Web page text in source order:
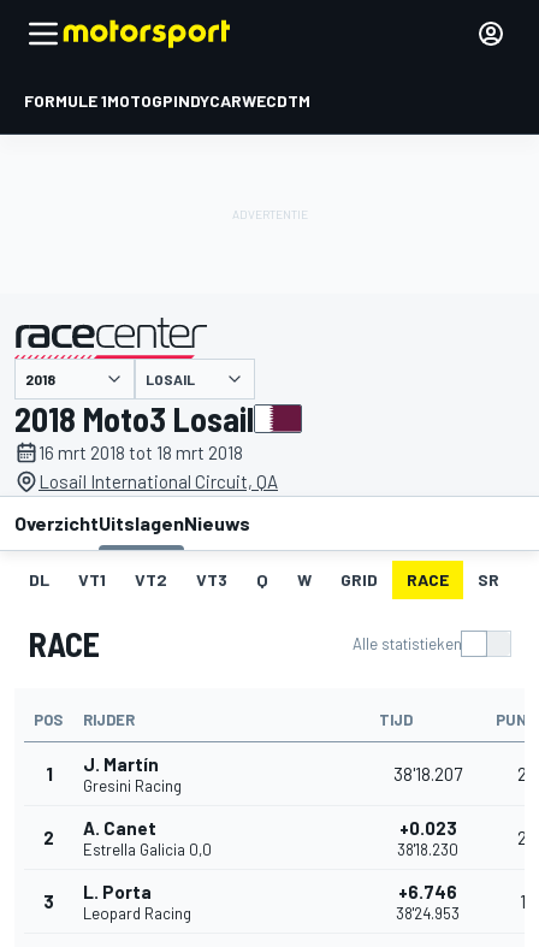
FORMULE 1MOTOGPINDYCARWECDTM
gepresenteerd door LOSAIL
2018 Moto3 Losail
16 mrt 2018 tot 18 mrt 2018
Losail International Circuit, QA
OverzichtUitslagenNieuws
DL VT1 VT2 VT3 Q W GRID RACE SR
RACE Alle statistieken
POS RIJDER TIJD
1 J. Martín
Gresini Racing
38'18.207 25
2 A. Canet
Estrella Galicia 0,0
+0.023
38'18.230
20
3 L. Porta
Leopard Racing
+6.746
38'24.953
16